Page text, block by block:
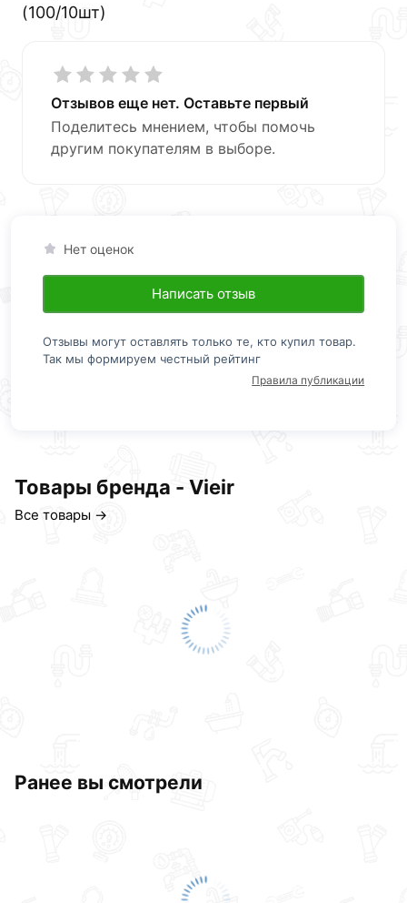
(100/10шт)
Отзывов еще нет. Оставьте первый
Поделитесь мнением, чтобы помочь
другим покупателям в выборе.
Нет оценок
Написать отзыв
Отзывы могут оставлять только те, кто купил товар.
Так мы формируем честный рейтинг
Правила публикации
Товары бренда - Vieir
Все товары →
Ранее вы смотрели